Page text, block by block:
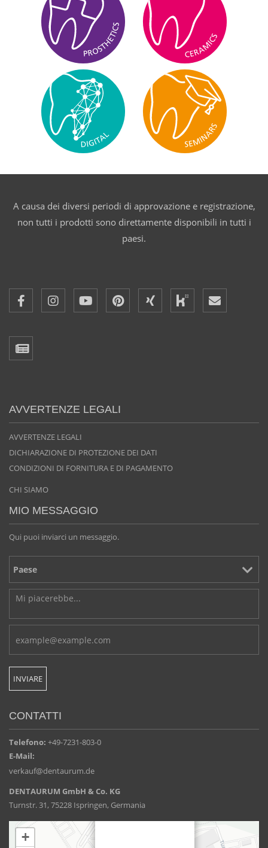
A causa dei diversi periodi di approvazione e registrazione,
non tutti i prodotti sono direttamente disponibili in tutti i
paesi.
AVVERTENZE LEGALI
AVVERTENZE LEGALI
DICHIARAZIONE DI PROTEZIONE DEI DATI
CONDIZIONI DI FORNITURA E DI PAGAMENTO
CHI SIAMO
MIO MESSAGGIO
Qui puoi inviarci un messaggio.
CONTATTI
Telefono: +49-7231-803-0
E-Mail:
verkauf@dentaurum.de
DENTAURUM GmbH & Co. KG
Turnstr. 31, 75228 Ispringen, Germania